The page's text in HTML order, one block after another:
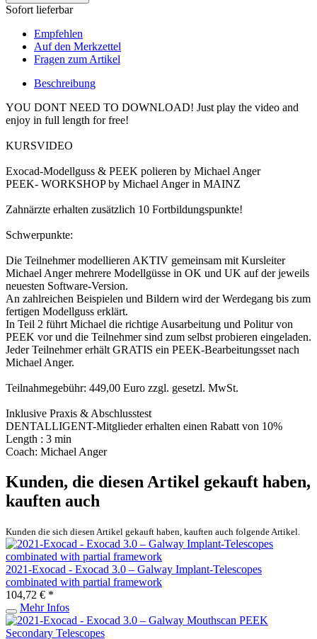
Sofort lieferbar
Empfehlen
Auf den Merkzettel
Fragen zum Artikel
Beschreibung
YOU DONT NEED TO DOWNLOAD! Just play the video and
enjoy in full length for free!
KURSVIDEO
Exocad-Modellguss & PEEK polieren by Michael Anger
PEEK- WORKSHOP by Michael Anger in MAINZ
Zahnärzte erhalten zusätzlich 10 Fortbildungspunkte!
Schwerpunkte:
Die Teilnehmer modellieren AKTIV gemeinsam mit Kursleiter
Michael Anger mehrere Modellgüsse in OK und UK auf der jeweils
neuesten Software-Version.
An zahlreichen Beispielen und Bildern wird der Werdegang bis zum
fertigen Modellguss erklärt.
In Teil 2 führt Michael die richtige Ausarbeitung und Politur von
PEEK vor und die Teilnehmer sind zum selbst probieren eingeladen.
Jeder Teilnehmer erhält GRATIS ein PEEK-Bearbeitungsset nach
Michael Anger.
Teilnahmegebühr: 449,00 Euro zzgl. gesetzl. MwSt.
Inklusive Praxis & Abschlusstest
DENTALLIGENT-Mitglieder erhalten einen Rabatt von 10%
Length : 3 min
Coach: Michael Anger
Kunden, die diesen Artikel gekauft haben,
kauften auch
Kunden die sich diesen Artikel gekauft haben, kauften auch folgende Artikel.
2021-Exocad - Exocad 3.0 – Galway Implant-Telescopes
combinated with partial framework
104,72 € *
Mehr Infos